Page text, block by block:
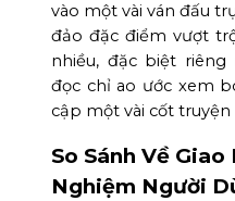
vào một vài ván đấu
đảo đặc điểm vượt
nhiều, đặc biệt
đọc chỉ ao ước xem
cập một vài cốt truyện
So Sánh Về
Nghiệm Người